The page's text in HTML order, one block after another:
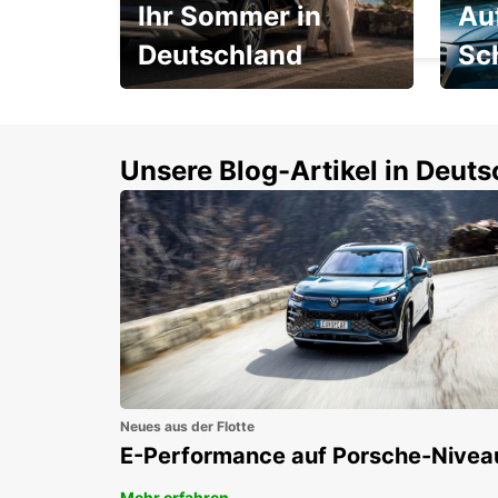
LESQUIN - FRANCE
Ihr Sommer in
Deutschland
Unsere Blog-Artikel in
Neues aus der Flotte
E-Performance auf Porsche-